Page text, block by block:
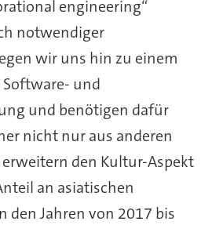
engineering“
notwendiger
wir uns hin zu einem
und
und benötigen dafür
nicht nur aus anderen
den Kultur-Aspekt
an asiatischen
den Jahren von 2017 bis